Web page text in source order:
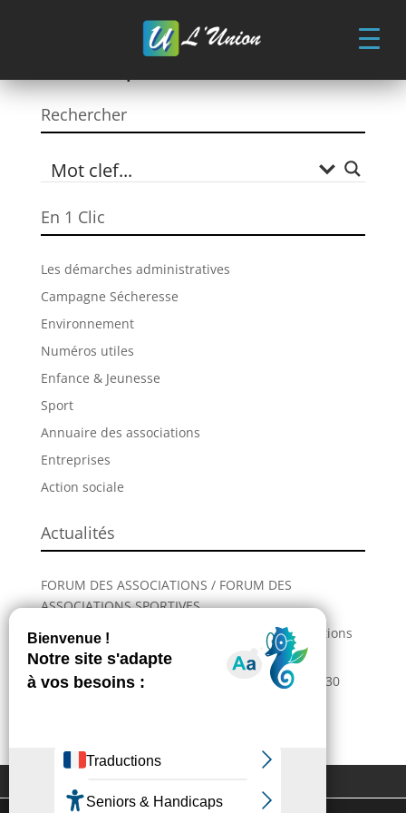
Municipalité
Rechercher
En 1 Clic
Les démarches administratives
Campagne Sécheresse
Environnement
Numéros utiles
Enfance & Jeunesse
Sport
Annuaire des associations
Entreprises
Action sociale
Actualités
FORUM DES ASSOCIATIONS / FORUM DES
ASSOCIATIONS SPORTIVES
Incendies : comment venir en aide aux populations
sinistrées ?
La Grande Fête de L’Union revient les 28, 29 et 30
Contactez-nous